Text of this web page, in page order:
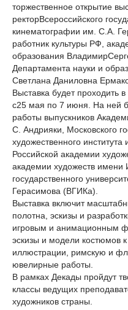
торжественное открытие
ректорВсероссийского
кинематографии им. С.А.
работник культуры РФ,
образования
Департамента науки и
Светлана Даниловна
Выставка будет проходить
с25 мая по 7 июня. На ней
работы выпускников
С. Андрияки, Московского
художественного
Российской академии
академии художеств имени
государственного
Герасимова (ВГИКа).
Выставка включит
полотна, эскизы и
игровым и анимационным
эскизы и модели костюмов
иллюстрации, римскую и
ювелирные работы.
В рамках Декады пройдут
классы ведущих
художников страны.